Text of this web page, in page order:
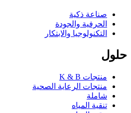
صناعة ذكية
الحرفية والجودة
التكنولوجيا والابتكار
حلول
منتجات K & B
منتجات الرعاية الصحية
شاملة
تنقية المياه